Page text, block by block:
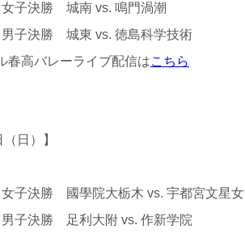
子決勝 城南 vs. 鳴門渦潮
子決勝 城東 vs. 徳島科学技術
春高バレーライブ配信はこちら
（日）】
子決勝 國學院大栃木 vs. 宇都宮文星女
子決勝 足利大附 vs. 作新学院